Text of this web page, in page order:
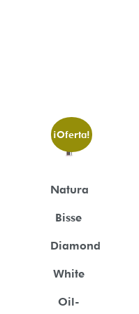
¡Oferta!
Natura
Bisse
Diamond
White
Oil-